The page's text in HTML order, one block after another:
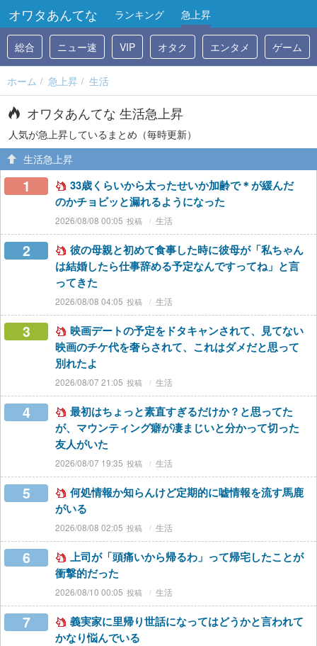
オワタあんてな ランキング 急上昇
総合 ニュー速 VIP オタク エンタメ ゲーム
ホーム 急上昇 生活
オワタあんてな 生活急上昇
人気が急上昇しているまとめ（毎時更新）
生活急上昇
1
33歳くらいから太ったせいか加齢で＊が緩んだ
のかチョビッと漏れるようになった
2026/08/08 00:05 生活
2
彼の母親と初めて食事した時に彼母が「私ちゃん
は結婚したら仕事辞める予定なんですってね」と言
ってきた
2026/08/08 04:05 生活
3
映画デートの予定をドタキャンされて、見てない
映画のチケ代を奢らされて、これはダメだと思って
別れたよ
2026/08/07 21:05 生活
4
最初はちょっと素直すぎるだけか？と思ってた
が、マウンティング癖が凄まじいと分かって切った
友人がいた
2026/08/07 19:35 生活
5
何処情報か知らんけど定期的に嘘情報を流す馬鹿
がいる
2026/08/08 02:05 生活
6
上司が「頭痛いから帰るわ」って帰宅したことが
衝撃的だった
2026/08/10 00:05 生活
7
義実家に里帰り世話になってはどうかと言われて
かなり悩んでいる